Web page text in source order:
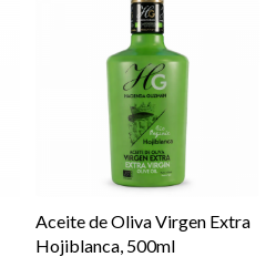
Aceite de Oliva Virgen Extra
Hojiblanca, 500ml